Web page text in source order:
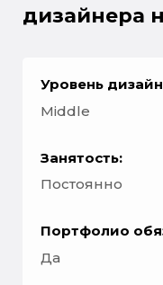
дизайнера
Уровень
Middle
Занятость:
Постоянно
Портфолио
Да